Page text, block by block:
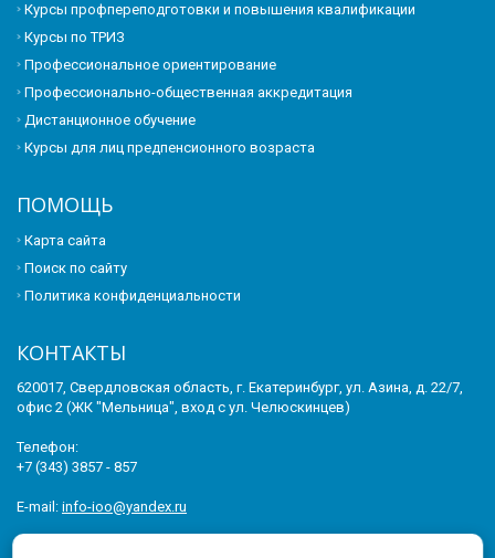
Курсы профпереподготовки и повышения квалификации
Курсы по ТРИЗ
Профессиональное ориентирование
Профессионально-общественная аккредитация
Дистанционное обучение
Курсы для лиц предпенсионного возраста
ПОМОЩЬ
Карта сайта
Поиск по сайту
Политика конфиденциальности
КОНТАКТЫ
620017, Свердловская область, г. Екатеринбург, ул. Азина, д. 22/7,
офис 2 (ЖК "Мельница", вход с ул. Челюскинцев)
Телефон:
+7 (343) 3857 - 857
E-mail: info-ioo@yandex.ru